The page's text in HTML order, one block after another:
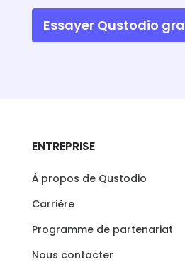
Essayer Qustodio
ENTREPRISE
À propos de Qustodio
Carrière
Programme de partenariat
Nous contacter